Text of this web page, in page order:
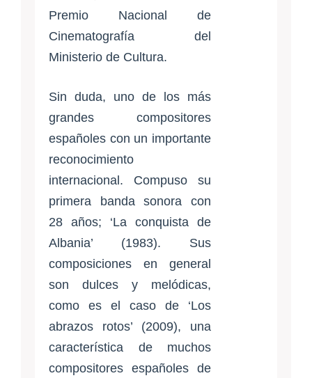
Premio Nacional de
Cinematografía del
Ministerio de Cultura.
Sin duda, uno de los más
grandes compositores
españoles con un importante
reconocimiento
internacional. Compuso su
primera banda sonora con
28 años; ‘La conquista de
Albania’ (1983). Sus
composiciones en general
son dulces y melódicas,
como es el caso de ‘Los
abrazos rotos’ (2009), una
característica de muchos
compositores españoles de